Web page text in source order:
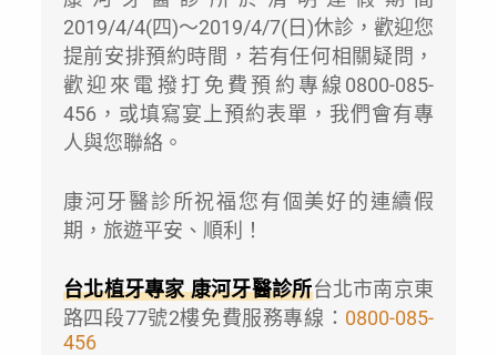
2019/4/4(四)～2019/4/7(日)休診，歡迎您
提前安排預約時間，若有任何相關疑問，
歡迎來電撥打免費預約專線0800-085-
456，或填寫宴上預約表單，我們會有專
人與您聯絡。
康河牙醫診所祝福您有個美好的連續假
期，旅遊平安、順利！
台北植牙專家 康河牙醫診所台北市南京東
路四段77號2樓免費服務專線： 0800-085-
456